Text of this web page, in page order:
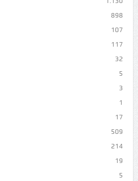
898
107
117
32
5
3
1
17
509
214
19
5